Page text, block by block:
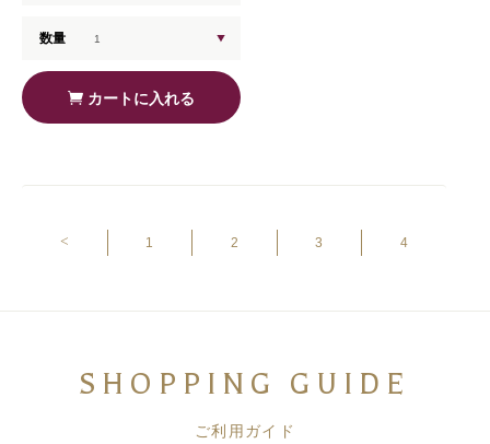
数量
カートに入れる
< 1 2 3 4
SHOPPING GUIDE
ご利用ガイド